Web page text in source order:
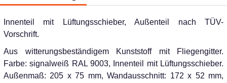
Innenteil mit Lüftungsschieber, Außenteil nach TÜV-
Vorschrift.
Aus witterungsbeständigem Kunststoff mit Fliegengitter.
Farbe: signalweiß RAL 9003, Innenteil mit Lüftungsschieber.
Außenmaß: 205 x 75 mm, Wandausschnitt: 172 x 52 mm,